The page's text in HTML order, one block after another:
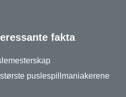
fakta
puslespillmaniakerene